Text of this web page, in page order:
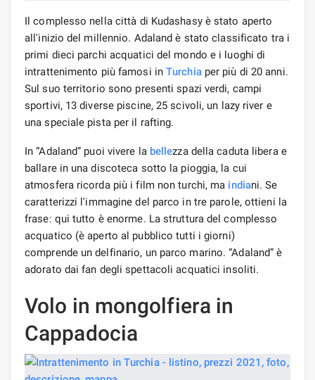
Il complesso nella città di Kudashasy è stato aperto
all'inizio del millennio. Adaland è stato classificato tra i
primi dieci parchi acquatici del mondo e i luoghi di
intrattenimento più famosi inTurchiaper più di 20 anni.
Sul suo territorio sono presenti spazi verdi, campi
sportivi, 13 diverse piscine, 25 scivoli, un lazy river e
una speciale pista per il rafting.
In “Adaland” puoi vivere la bellezza della caduta libera e
ballare in una discoteca sotto la pioggia, la cui
atmosfera ricorda più i film non turchi, ma indiani. Se
caratterizzi l'immagine del parco in tre parole, ottieni la
frase: qui tutto è enorme. La struttura del complesso
acquatico (è aperto al pubblico tutti i giorni)
comprende un delfinario, un parco marino. “Adaland” è
adorato dai fan degli spettacoli acquatici insoliti.
Volo in mongolfiera in
Cappadocia